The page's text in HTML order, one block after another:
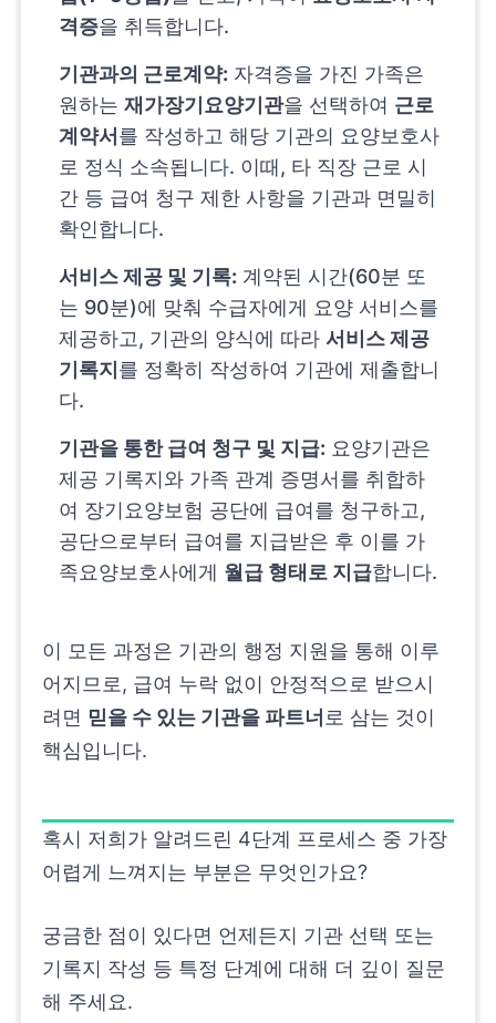
격증을 취득합니다.
기관과의 근로계약: 자격증을 가진 가족은
원하는재가장기요양기관을 선택하여 근로
계약서를 작성하고 해당 기관의 요양보호사
로 정식 소속됩니다. 이때, 타 직장 근로 시
간 등 급여 청구 제한 사항을 기관과 면밀히
확인합니다.
서비스 제공 및 기록: 계약된 시간(60분 또
는 90분)에 맞춰 수급자에게 요양 서비스를
제공하고, 기관의 양식에 따라서비스 제공
기록지를 정확히 작성하여 기관에 제출합니
다.
기관을 통한 급여 청구 및 지급: 요양기관은
제공 기록지와 가족 관계 증명서를 취합하
여 장기요양보험 공단에 급여를 청구하고,
공단으로부터 급여를 지급받은 후 이를 가
족요양보호사에게 월급 형태로 지급합니다.
이 모든 과정은 기관의 행정 지원을 통해 이루
어지므로, 급여 누락 없이 안정적으로 받으시
려면 믿을 수 있는 기관을 파트너 로 삼는 것이
핵심입니다.
혹시 저희가 알려드린 4단계 프로세스 중 가장
어렵게 느껴지는 부분은 무엇인가요?
궁금한 점이 있다면 언제든지 기관 선택 또는
기록지 작성 등 특정 단계에 대해 더 깊이 질문
해 주세요.